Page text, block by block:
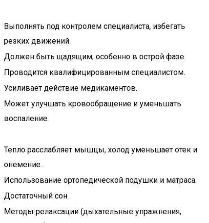
Выполнять под контролем специалиста, избегать
резких движений.
Должен быть щадящим, особенно в острой фазе.
Проводится квалифицированным специалистом.
Усиливает действие медикаментов.
Может улучшать кровообращение и уменьшать
воспаление.
Тепло расслабляет мышцы, холод уменьшает отек и
онемение.
Использование ортопедической подушки и матраса.
Достаточный сон.
Методы релаксации (дыхательные упражнения,